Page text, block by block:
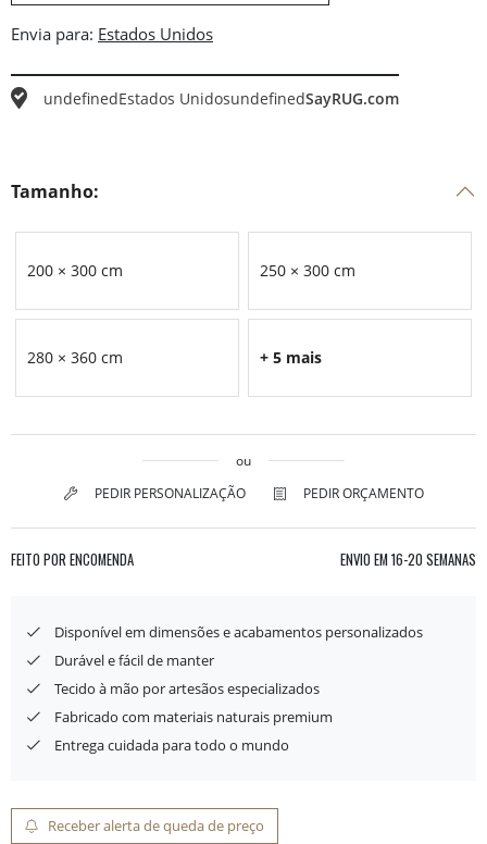
Envia para:
undefinedEstados UnidosundefinedSayRUG.com
Tamanho:
200 × 300 cm 250 × 300 cm
280 × 360 cm + 5 mais
ou
PEDIR PERSONALIZAÇÃO
PEDIR ORÇAMENTO
FEITO POR ENCOMENDA ENVIO EM 16-20 SEMANAS
Disponível em dimensões e acabamentos personalizados
Durável e fácil de manter
Tecido à mão por artesãos especializados
Fabricado com materiais naturais premium
Entrega cuidada para todo o mundo
Receber alerta de queda de preço